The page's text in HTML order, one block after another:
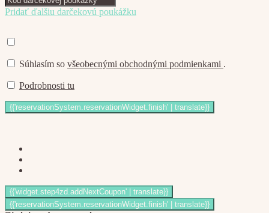
Pridať ďalšiu darčekovú poukážku
Súhlasím so všeobecnými obchodnými podmienkami .
Podrobnosti tu